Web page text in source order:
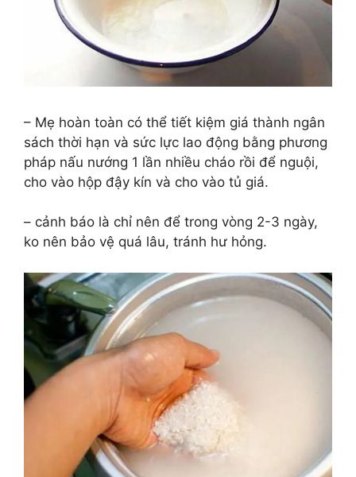
– Mẹ hoàn toàn có thể tiết kiệm giá thành ngân
sách thời hạn và sức lực lao động bằng phương
pháp nấu nướng 1 lần nhiều cháo rồi để nguội,
cho vào hộp đậy kín và cho vào tủ giá.
– cảnh báo là chỉ nên để trong vòng 2-3 ngày,
ko nên bảo vệ quá lâu, tránh hư hỏng.